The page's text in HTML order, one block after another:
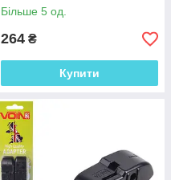
Більше 5 од.
264 ₴
Купити